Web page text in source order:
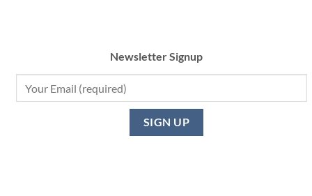
Newsletter Signup